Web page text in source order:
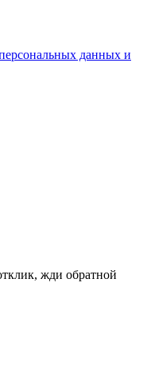
данных и
жди обратной